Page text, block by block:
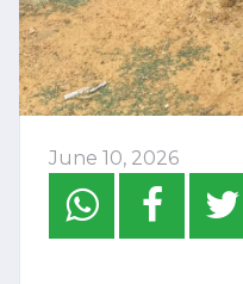
June 10, 2026